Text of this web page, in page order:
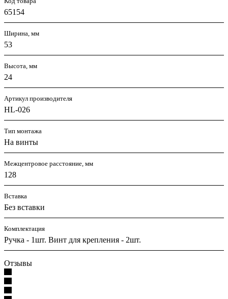
65154
Ширина, мм
53
Высота, мм
24
Артикул производителя
HL-026
Тип монтажа
На винты
Межцентровое расстояние, мм
128
Вставка
Без вставки
Комплектация
Ручка - 1шт. Винт для крепления - 2шт.
Отзывы